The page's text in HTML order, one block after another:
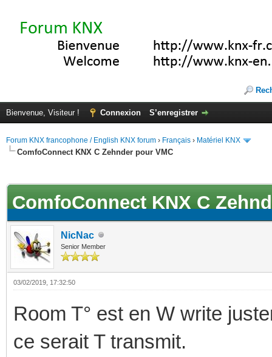
Bienvenue, Visiteur ! Connexion S’enregistrer
Forum KNX francophone / English KNX forum › Français › Matériel KNX
ComfoConnect KNX C Zehnder pour VMC
ComfoConnect KNX C
NicNac
Senior Member
03/02/2019, 17:32:50
Room T° est en W write
ce serait T transmit.